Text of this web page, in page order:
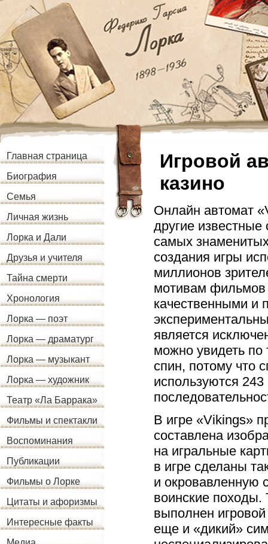
Главная страница
Биография
Семья
Личная жизнь
Лорка и Дали
Друзья и учителя
Тайна смерти
Хронология
Лорка — поэт
Лорка — драматург
Лорка — музыкант
Лорка — художник
Театр «Ла Баррака»
Фильмы и спектакли
Воспоминания
Публикации
Фильмы о Лорке
Цитаты и афоризмы
Интересные факты
Игровой
казино
Онлайн автомат
другие
самых
создания игры
миллионов
мотивам фильмов
качественными и
является
можно увидеть по
спин, потому что
используются
В игре «Vikings»
составлена
на игральные
в игре сделаны
и окровавленную
воинские походы.
выполнен
еще и «дикий»